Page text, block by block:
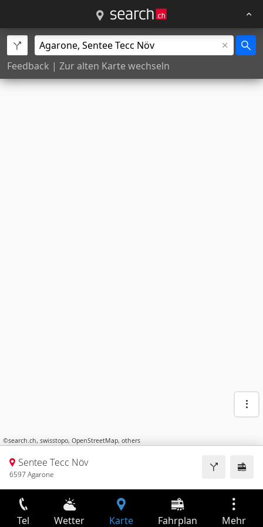
Feedback | Zur alten Karte wechseln
©search.ch, swisstopo, OpenStreetMap, others
Sentee Tecc Növ
6597 Agarone
Tel Wetter Karte Fahrplan Mehr